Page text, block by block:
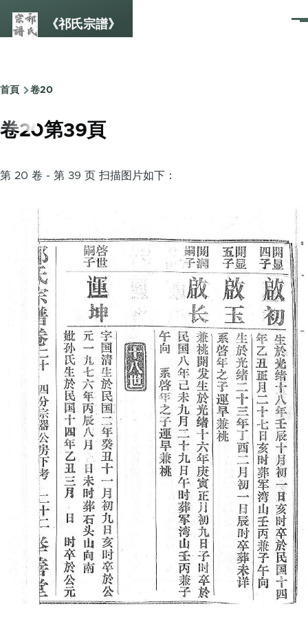
《祁氏宗譜》
選
Breadcrumb
首頁 卷20
卷20第39頁
第 20 卷 - 第 39 页 扫描图片如下：